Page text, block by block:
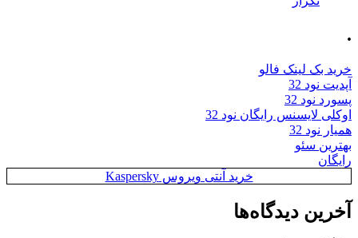
.
خرید بک لینک فالو
آپدیت نود 32
پسورد نود 32
اوکلی لایسنس رایگان نود 32
همیار نود 32
بهترین سئو
رایگان
خرید آنتی ویروس Kaspersky
آخرین دیدگاه‌ها